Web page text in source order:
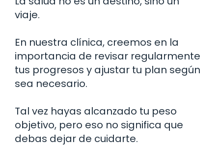
viaje.
En nuestra clínica, creemos en la
importancia de revisar regularmente
tus progresos y ajustar tu plan según
sea necesario.
Tal vez hayas alcanzado tu peso
objetivo, pero eso no significa que
debas dejar de cuidarte.